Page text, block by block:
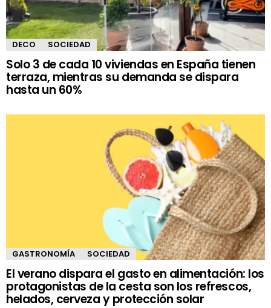
DECO SOCIEDAD
Solo 3 de cada 10 viviendas en España tienen
terraza, mientras su demanda se dispara
hasta un 60%
GASTRONOMÍA SOCIEDAD
El verano dispara el gasto en alimentación: los
protagonistas de la cesta son los refrescos,
helados, cerveza y protección solar